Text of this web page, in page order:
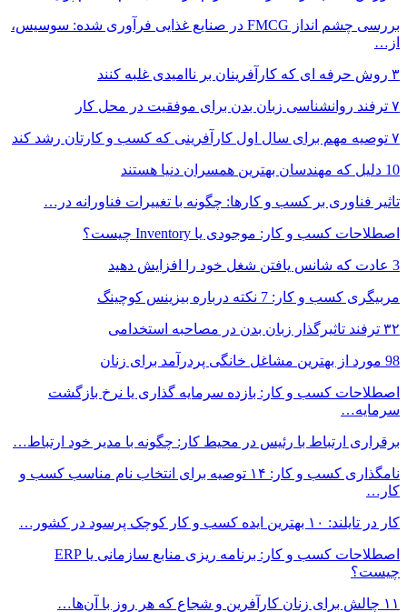
بررسی چشم انداز FMCG در صنایع غذایی فرآوری شده: سوسیس،
از…
۳ روش حرفه ای که کارآفرینان بر ناامیدی غلبه کنند
۷ ترفند روانشناسی زبان بدن برای موفقیت در محل کار
۷ توصیه مهم برای سال اول کارآفرینی که کسب و کارتان رشد کند
10 دلیل که مهندسان بهترین همسران دنیا هستند
تاثیر فناوری بر کسب و کارها: چگونه با تغییرات فناورانه در…
اصطلاحات کسب و کار: موجودی یا Inventory چیست؟
3 عادت که شانس یافتن شغل خود را افزایش دهید
مربیگری کسب و کار: 7 نکته درباره بیزینس کوچینگ
۳۲ ترفند تاثیرگذار زبان بدن در مصاحبه استخدامی
98 مورد از بهترین مشاغل خانگی پردرآمد برای زنان
اصطلاحات کسب و کار: بازده سرمایه گذاری یا نرخ بازگشت
سرمایه…
برقراری ارتباط با رئیس در محیط کار: چگونه با مدیر خود ارتباط…
نامگذاری کسب و کار: ۱۴ توصیه برای انتخاب نام مناسب کسب و
کار…
کار در تایلند: ۱۰ بهترین ایده کسب و کار کوچک پرسود در کشور…
اصطلاحات کسب و کار: برنامه ریزی منابع سازمانی یا ERP
چیست؟
۱۱ چالش برای زنان کارآفرین و شجاع که هر روز با آن‌ها…